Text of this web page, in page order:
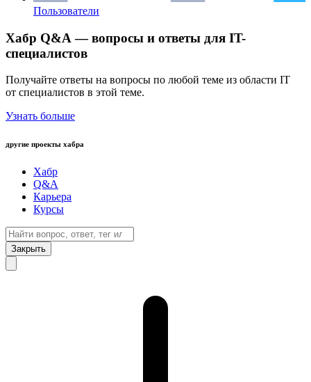
Пользователи
Хабр Q&A — вопросы и ответы для IT-
специалистов
Получайте ответы на вопросы по любой теме из области IT
от специалистов в этой теме.
Узнать больше
другие проекты хабра
Хабр
Q&A
Карьера
Курсы
Закрыть